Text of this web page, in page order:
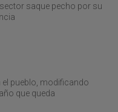
saque pecho por su
el pueblo, modificando
que queda